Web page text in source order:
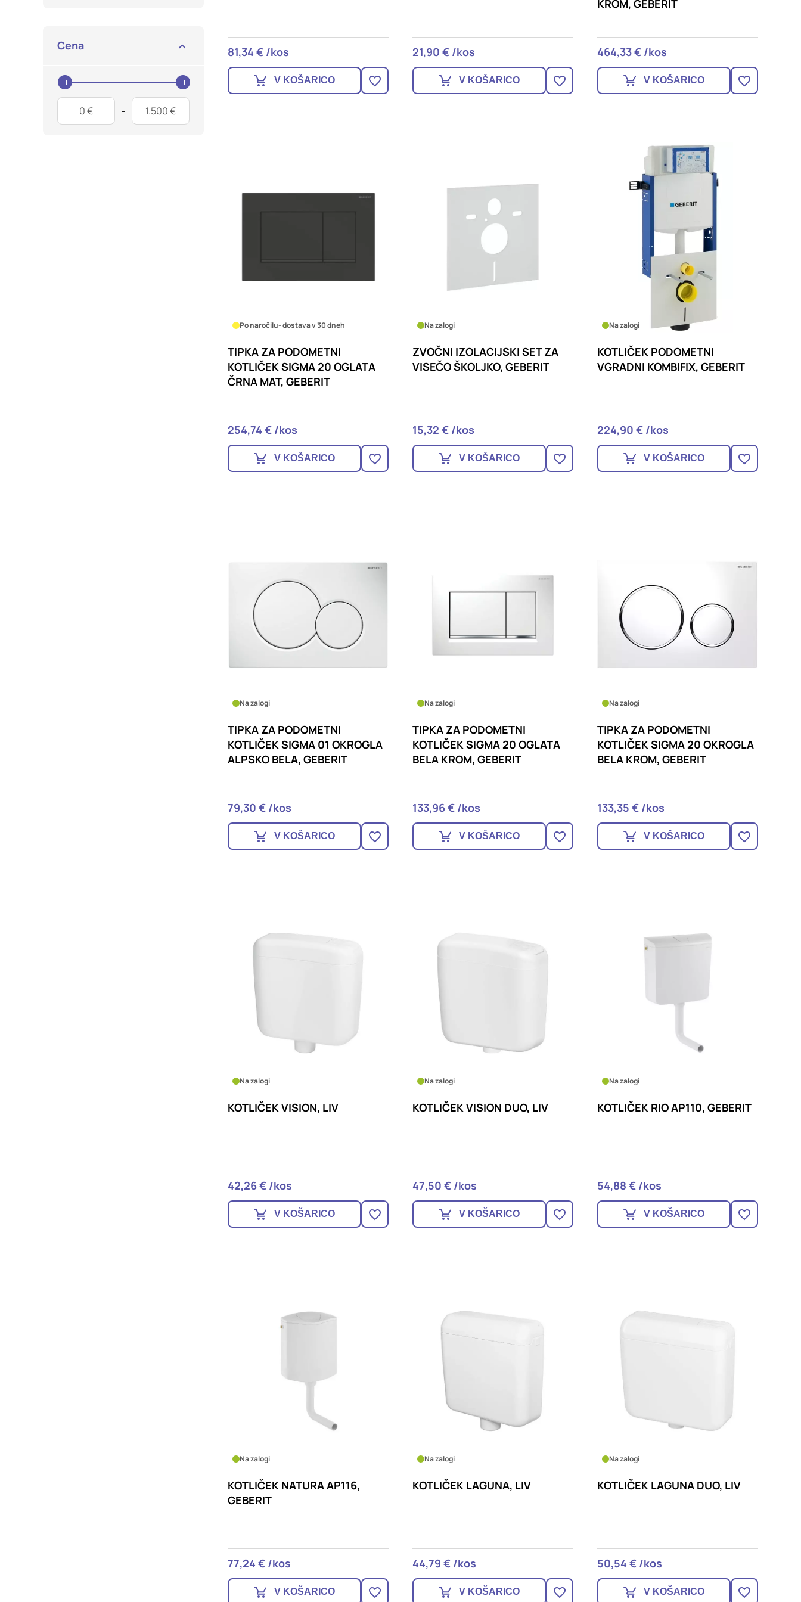
Cena
Price Start
-
Price End
81,34 € /kos
V KOŠARICO
21,90 € /kos
V KOŠARICO
KROM, GEBERIT
464,33 € /kos
V KOŠARICO
Po naročilu- dostava v 30 dneh
TIPKA ZA PODOMETNI
KOTLIČEK SIGMA 20 OGLATA
ČRNA MAT, GEBERIT
254,74 € /kos
V KOŠARICO
Na zalogi
ZVOČNI IZOLACIJSKI SET ZA
VISEČO ŠKOLJKO, GEBERIT
15,32 € /kos
V KOŠARICO
Na zalogi
KOTLIČEK PODOMETNI
VGRADNI KOMBIFIX, GEBERIT
224,90 € /kos
V KOŠARICO
Na zalogi
TIPKA ZA PODOMETNI
KOTLIČEK SIGMA 01 OKROGLA
ALPSKO BELA, GEBERIT
79,30 € /kos
V KOŠARICO
Na zalogi
TIPKA ZA PODOMETNI
KOTLIČEK SIGMA 20 OGLATA
BELA KROM, GEBERIT
133,96 € /kos
V KOŠARICO
Na zalogi
TIPKA ZA PODOMETNI
KOTLIČEK SIGMA 20 OKROGLA
BELA KROM, GEBERIT
133,35 € /kos
V KOŠARICO
Na zalogi
KOTLIČEK VISION, LIV
42,26 € /kos
V KOŠARICO
Na zalogi
KOTLIČEK VISION DUO, LIV
47,50 € /kos
V KOŠARICO
Na zalogi
KOTLIČEK RIO AP110, GEBERIT
54,88 € /kos
V KOŠARICO
Na zalogi
KOTLIČEK NATURA AP116,
GEBERIT
77,24 € /kos
V KOŠARICO
Na zalogi
KOTLIČEK LAGUNA, LIV
44,79 € /kos
V KOŠARICO
Na zalogi
KOTLIČEK LAGUNA DUO, LIV
50,54 € /kos
V KOŠARICO